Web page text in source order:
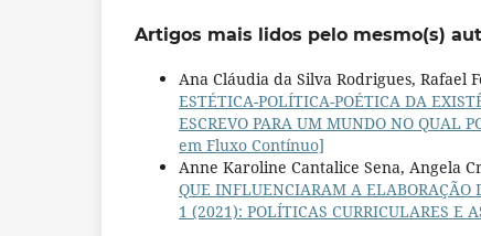
Artigos mais lidos pelo mesmo(s)
Ana Cláudia da Silva Rodrigues, Rafael
ESTÉTICA-POLÍTICA-POÉTICA DA
ESCREVO PARA UM MUNDO NO
em Fluxo Contínuo]
Anne Karoline Cantalice Sena, Angela
QUE INFLUENCIARAM A ELABORAÇÃO
1 (2021): POLÍTICAS CURRICULARES E